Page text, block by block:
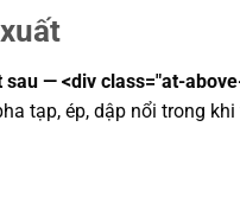
— <div class="at-
tạp, ép, dập nổi trong